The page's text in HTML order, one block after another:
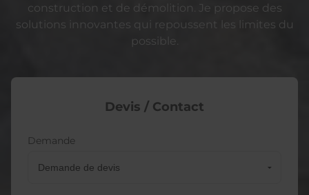
construction et de démolition. Je propose des
solutions innovantes qui repoussent les limites du
possible.
Devis / Contact
Demande